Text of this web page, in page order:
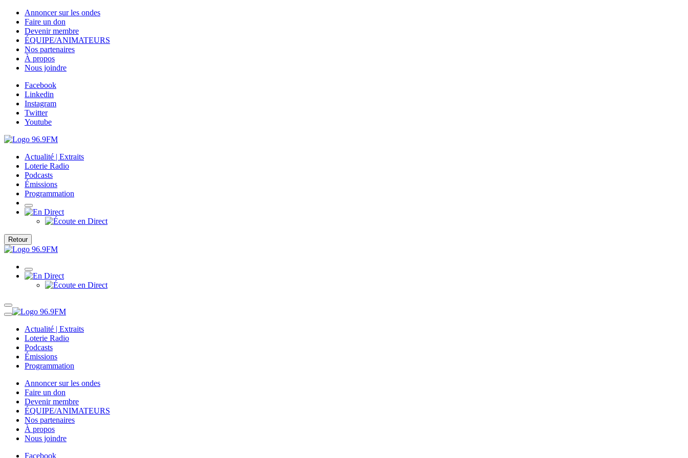
Annoncer sur les ondes
Faire un don
Devenir membre
ÉQUIPE/ANIMATEURS
Nos partenaires
À propos
Nous joindre
Facebook
Linkedin
Instagram
Twitter
Youtube
Actualité | Extraits
Loterie Radio
Podcasts
Émissions
Programmation
Retour
Actualité | Extraits
Loterie Radio
Podcasts
Émissions
Programmation
Annoncer sur les ondes
Faire un don
Devenir membre
ÉQUIPE/ANIMATEURS
Nos partenaires
À propos
Nous joindre
Facebook